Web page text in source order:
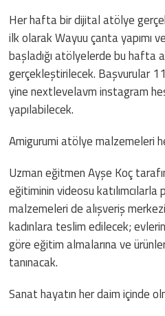
Her hafta bir dijital atölye
ilk olarak Wayuu çanta yapımı
başladığı atölyelerde bu hafta
gerçekleştirilecek. Başvurular
yine nextlevelavm instagram
yapılabilecek.
Amigurumi atölye malzemeleri
Uzman eğitmen Ayşe Koç
eğitiminin videosu
malzemeleri de alışveriş
kadınlara teslim edilecek;
göre eğitim almalarına ve
tanınacak.
Sanat hayatın her daim içinde